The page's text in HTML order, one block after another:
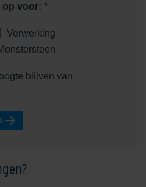
op voor: *
Verwerking
blijven van